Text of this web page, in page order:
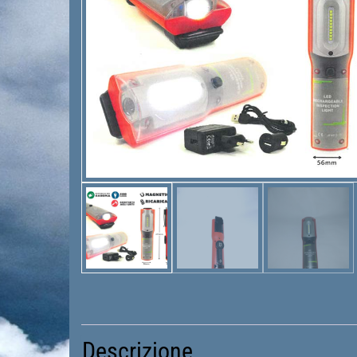
Descrizione